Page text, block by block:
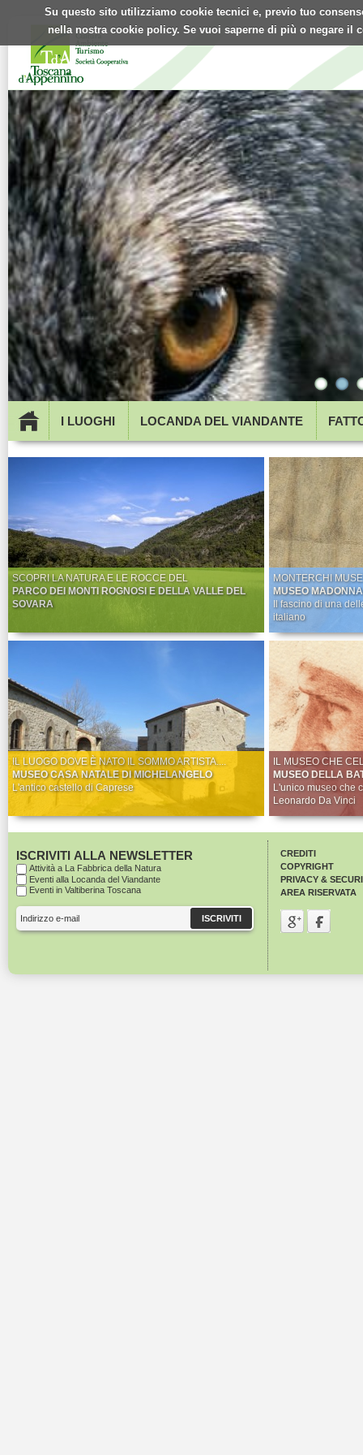
Su questo sito utilizziamo cookie tecnici e, previo tuo
nella nostra cookie policy. Se vuoi saperne di più o negare
I LUOGHI LOCANDA DEL VIANDANTE
SCOPRI LA NATURA E LE ROCCE DEL
PARCO DEI MONTI ROGNOSI E DELLA VALLE DEL
SOVARA
IL LUOGO DOVE È NATO IL SOMMO ARTISTA....
MUSEO CASA NATALE DI MICHELANGELO
L'antico castello di Caprese
MONTERCHI
MUSEO
Il fascino di una
italiano
IL MUSEO CHE
MUSEO DELLA
L'unico museo che
Leonardo Da Vinci
ISCRIVITI ALLA NEWSLETTER
Attività a La Fabbrica della Natura
Eventi alla Locanda del Viandante
Eventi in Valtiberina Toscana
CREDITI
COPYRIGHT
PRIVACY &
AREA RISERVATA